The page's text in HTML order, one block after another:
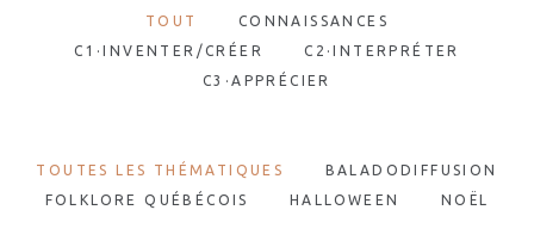
TOUT
CONNAISSANCES
C1·INVENTER/CRÉER
C2·INTERPRÉTER
C3·APPRÉCIER
TOUTES LES THÉMATIQUES
BALADODIFFUSION
FOLKLORE QUÉBÉCOIS
HALLOWEEN NOËL